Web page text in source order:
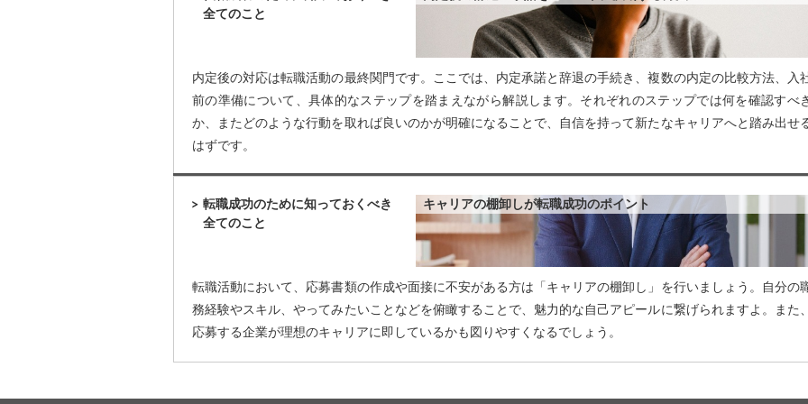
全てのこと
内定後の対応は転職活動の最終関門です。ここでは、内定承諾と辞退の手続き、複数の内定の比較方法、入
前の準備について、具体的なステップを踏まえながら解説します。それぞれのステップでは何を確認すべ
か、またどのような行動を取れば良いのかが明確になることで、自信を持って新たなキャリアへと踏み出せ
はずです。
転職成功のために知っておくべき
全てのこと
キャリアの棚卸しが転職成功のポイント
転職活動において、応募書類の作成や面接に不安がある方は「キャリアの棚卸し」を行いましょう。自分の
務経験やスキル、やってみたいことなどを俯瞰することで、魅力的な自己アピールに繋げられますよ。また、
応募する企業が理想のキャリアに即しているかも図りやすくなるでしょう。